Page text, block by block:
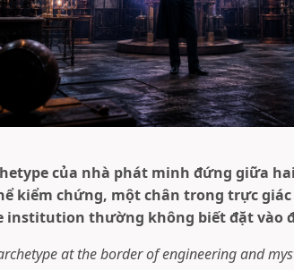
của nhà phát minh đứng giữa
kiểm chứng, một chân trong trực
institution thường không biết đặt vào
at the border of engineering and